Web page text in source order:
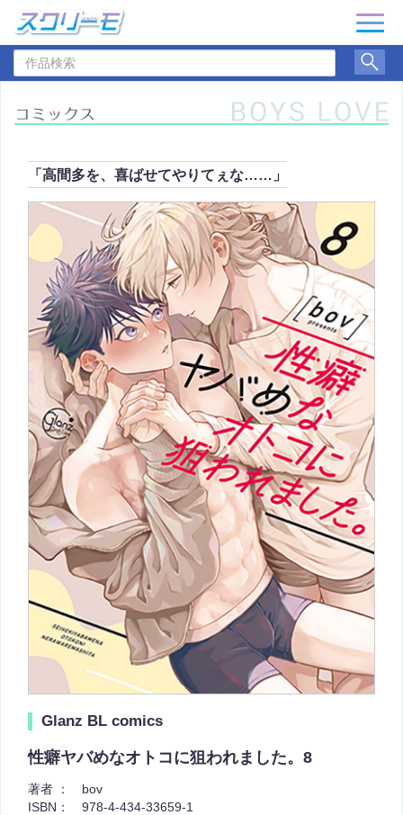
品
ナ
ゲ
ー
ョ
ン
「高間多を、喜ばせてやりてぇな……」
Glanz BL comics
性癖ヤバめなオトコに狙われました。8
著者 ：
bov
ISBN：
978-4-434-33659-1